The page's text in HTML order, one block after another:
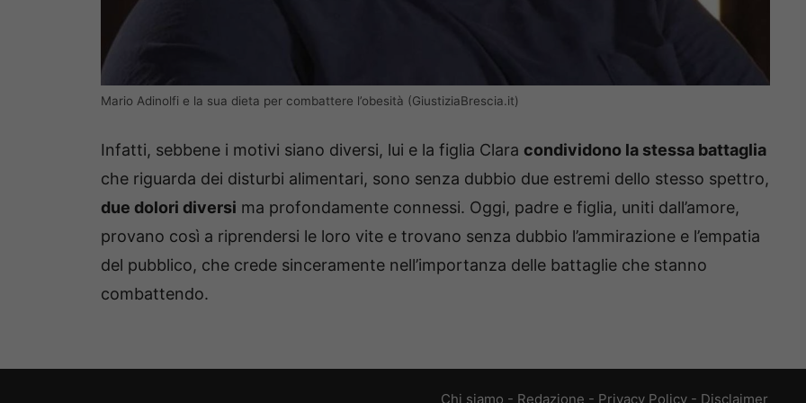
Mario Adinolfi e la sua dieta per combattere l’obesità (GiustiziaBrescia.it)
Infatti, sebbene i motivi siano diversi, lui e la figlia Clara condividono la stessa battaglia
che riguarda dei disturbi alimentari, sono senza dubbio due estremi dello stesso spettro,
due dolori diversi ma profondamente connessi. Oggi, padre e figlia, uniti dall’amore,
provano così a riprendersi le loro vite e trovano senza dubbio l’ammirazione e l’empatia
del pubblico, che crede sinceramente nell’importanza delle battaglie che stanno
combattendo.
Chi siamo - Redazione - Privacy Policy - Disclaimer